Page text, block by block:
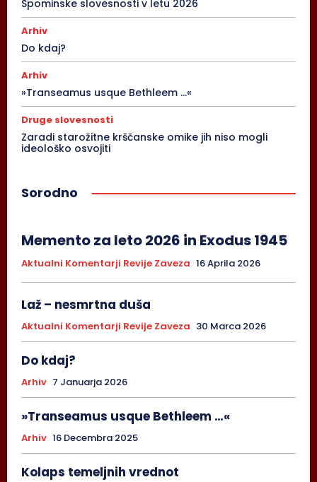
Spominske slovesnosti v letu 2026
Arhiv
Do kdaj?
Arhiv
»Transeamus usque Bethleem …«
Druge slovesnosti
Zaradi starožitne krščanske omike jih niso mogli
ideološko osvojiti
Sorodno
Memento za leto 2026 in Exodus 1945
Aktualni Komentarji Revije Zaveza 16 Aprila 2026
Laž – nesmrtna duša
Aktualni Komentarji Revije Zaveza 30 Marca 2026
Do kdaj?
Arhiv 7 Januarja 2026
»Transeamus usque Bethleem …«
Arhiv 16 Decembra 2025
Kolaps temeljnih vrednot